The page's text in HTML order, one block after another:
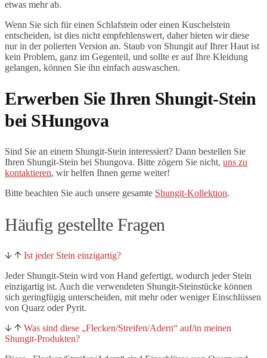
etwas mehr ab.
Wenn Sie sich für einen Schlafstein oder einen Kuschelstein
entscheiden, ist dies nicht empfehlenswert, daher bieten wir diese
nur in der polierten Version an. Staub von Shungit auf Ihrer Haut ist
kein Problem, ganz im Gegenteil, und sollte er auf Ihre Kleidung
gelangen, können Sie ihn einfach auswaschen.
Erwerben Sie Ihren Shungit-Stein
bei SHungova
Sind Sie an einem Shungit-Stein interessiert? Dann bestellen Sie
Ihren Shungit-Stein bei Shungova. Bitte zögern Sie nicht, uns zu
kontaktieren, wir helfen Ihnen gerne weiter!
Bitte beachten Sie auch unsere gesamte Shungit-Kollektion.
Häufig gestellte Fragen
Ist jeder Stein einzigartig?
Jeder Shungit-Stein wird von Hand gefertigt, wodurch jeder Stein
einzigartig ist. Auch die verwendeten Shungit-Steinstücke können
sich geringfügig unterscheiden, mit mehr oder weniger Einschlüssen
von Quarz oder Pyrit.
Was sind diese „Flecken/Streifen/Adern“ auf/in meinen
Shungit-Produkten?